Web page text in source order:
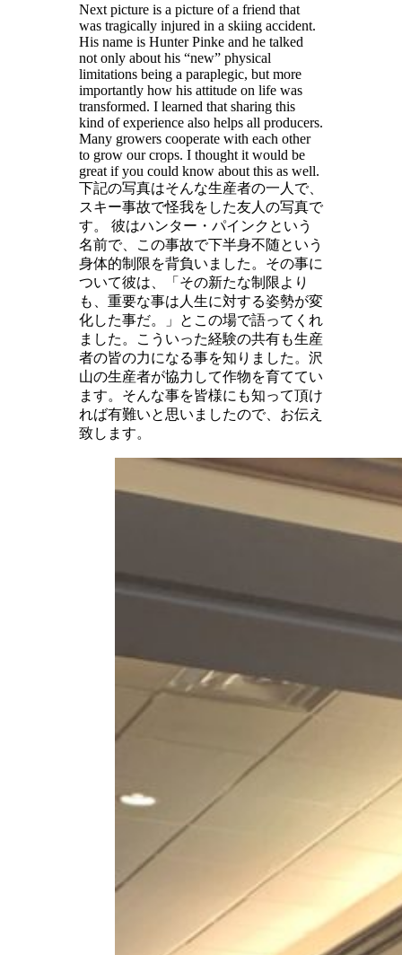
Next picture is a picture of a friend that
was tragically injured in a skiing accident.
His name is Hunter Pinke and he talked
not only about his “new” physical
limitations being a paraplegic, but more
importantly how his attitude on life was
transformed. I learned that sharing this
kind of experience also helps all producers.
Many growers cooperate with each other
to grow our crops. I thought it would be
great if you could know about this as well.
下記の写真はそんな生産者の一人で、
スキー事故で怪我をした友人の写真で
す。 彼はハンター・パインクという
名前で、この事故で下半身不随という
身体的制限を背負いました。その事に
ついて彼は、「その新たな制限より
も、重要な事は人生に対する姿勢が変
化した事だ。」とこの場で語ってくれ
ました。こういった経験の共有も生産
者の皆の力になる事を知りました。沢
山の生産者が協力して作物を育ててい
ます。そんな事を皆様にも知って頂け
れば有難いと思いましたので、お伝え
致します。